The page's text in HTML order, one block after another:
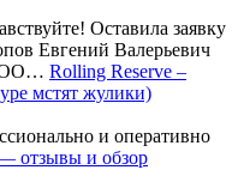
Оставила заявку
Евгений Валерьевич
Rolling Reserve –
мстят жулики)
и оперативно
отзывы и обзор